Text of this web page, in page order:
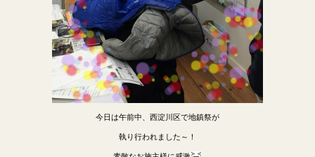
今日は午前中、西淀川区で地鎮祭が
執り行われました～！